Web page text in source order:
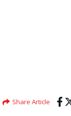
Share Article